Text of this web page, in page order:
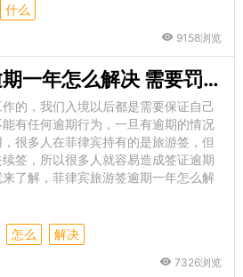
什么
9158浏览
菲律宾旅游签逾期一年怎么解决 需要罚款吗
的，我们入境以后都是需要保证自己
有任何逾期行为，一旦有逾期的情况
很多人在菲律宾持有的是旅游签，但
签，所以很多人就容易造成签证逾期
了解，菲律宾旅游签逾期一年怎么解
怎么 解决
7326浏览